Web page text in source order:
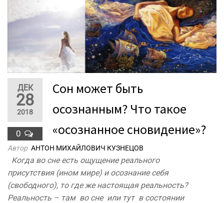
ДЕК
28
2018
0
Сон может быть
осознанным? Что такое
«осознанное сновидение»?
Автор АНТОН МИХАЙЛОВИЧ КУЗНЕЦОВ
Когда во сне есть ощущение реального
присутствия (ином мире) и осознание себя
(свободного), то где же настоящая реальность?
Реальность – там во сне или тут в состоянии